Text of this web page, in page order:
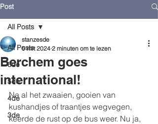
Post
All Posts
6de
5de
4de
3de
All Posts
Berchem goes
international!
stanzesde
5 mrt 2024 2 minuten om te lezen
Na al het zwaaien, gooien van
kushandjes of traantjes wegvegen,
keerde de rust op de bus weer. Nu ja,